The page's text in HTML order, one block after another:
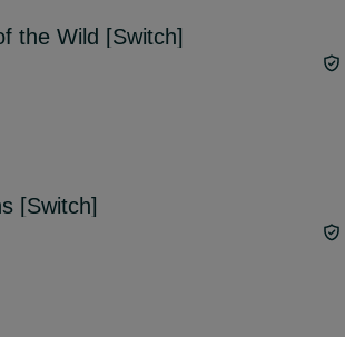
the Wild [Switch]
[Switch]